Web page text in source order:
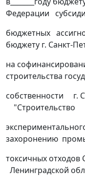
Федерации
бюджетных
бюджету г. Санкт-
на
строительства
собственности г.
захоронению
токсичных
Ленинградской